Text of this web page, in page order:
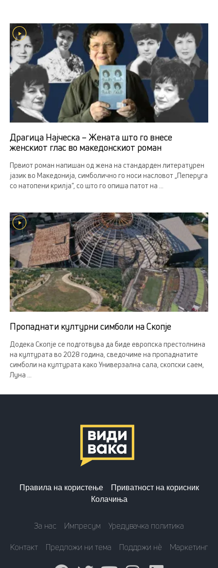
Драгица Најческа – Жената што го внесе
женскиот глас во македонскиот роман
Првиот роман напишан од жена на стандарден литературен
јазик во Македонија, симболично го носи насловот „Пеперуга
со натопени крилја“, со што го опиша патот на ...
Пропаднати културни симболи на Скопје
Додека Скопје се подготвува да биде европска престолнина
на културата во 2028 година, сведочиме на пропаднатите
симболи на културата како Универзална сала, скопски саем,
Луна ...
Правила на користење
Приватност на корисник
Колачиња
За нас Импресум
Уредувачка политика
Контакт
Предложи ни тема Поддржи нè Маркетинг